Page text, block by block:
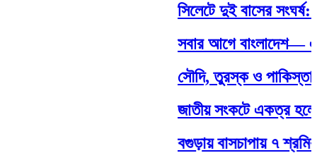
সিলেটে দুই বাসের সংঘর্ষ:
সবার আগে বাংলাদেশ—
সৌদি, তুরস্ক ও
জাতীয় সংকটে একত্র হলে
বগুড়ায় বাসচাপায় ৭